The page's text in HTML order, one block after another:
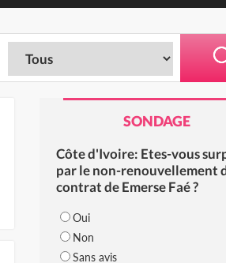
SONDAGE
Côte d'Ivoire: Etes-vous
par le non-renouvellement
contrat de Emerse Faé ?
Oui
Non
Sans avis